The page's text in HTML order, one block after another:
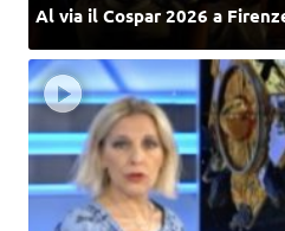
Al via il Cospar 2026 a